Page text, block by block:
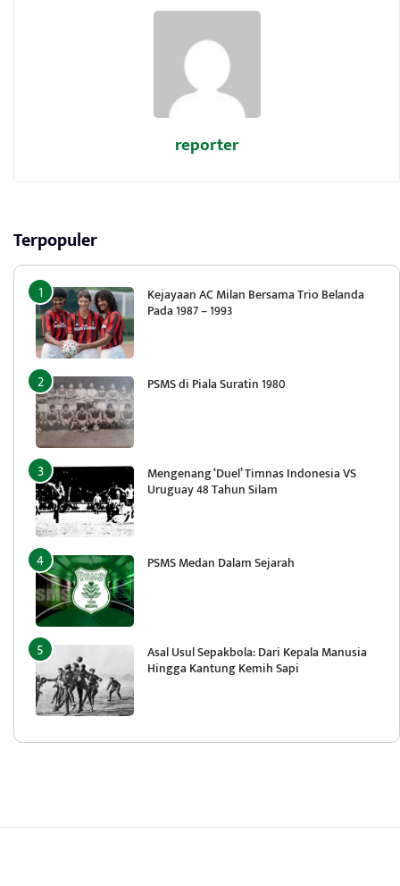
reporter
Terpopuler
Kejayaan AC Milan Bersama Trio Belanda
Pada 1987 – 1993
PSMS di Piala Suratin 1980
Mengenang ‘Duel’ Timnas Indonesia VS
Uruguay 48 Tahun Silam
PSMS Medan Dalam Sejarah
Asal Usul Sepakbola: Dari Kepala Manusia
Hingga Kantung Kemih Sapi